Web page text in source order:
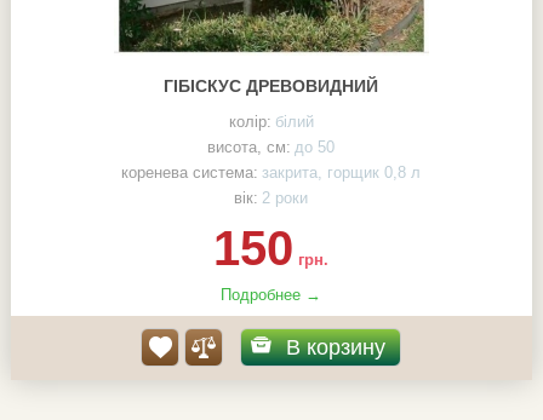
ГІБІСКУС ДРЕВОВИДНИЙ
колір: білий
висота, см: до 50
коренева система: закрита, горщик 0,8 л
вік: 2 роки
150 грн.
Подробнее →
В корзину